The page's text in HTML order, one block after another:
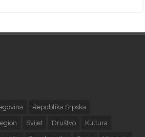
Republika Srpska
Svijet Društvo Kultura